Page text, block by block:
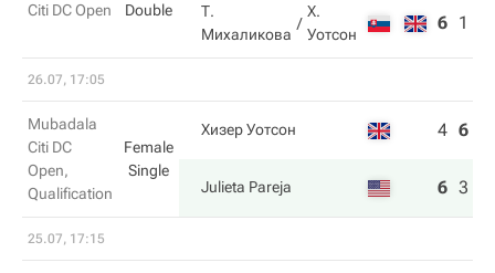
Citi DC Open
Double
Т.
Михаликова
Х.
Уотсон
6 1
26.07, 17:05
Mubadala
Citi DC
Open,
Qualification
Female
Single
Хизер Уотсон 4 6
Julieta Pareja 6 3
25.07, 17:15